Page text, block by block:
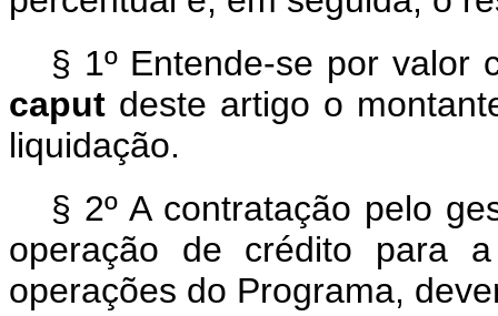
§ 1º Entende-se por valor
caput deste artigo o
liquidação.
§ 2º A contratação pelo
operação de crédito para
operações do Programa,